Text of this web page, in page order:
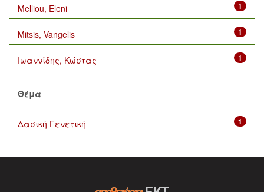
1
Melliou, Eleni
1
Mitsis, Vangelis
1
Ιωαννίδης, Κώστας
Θέμα
1
Δασική Γενετική